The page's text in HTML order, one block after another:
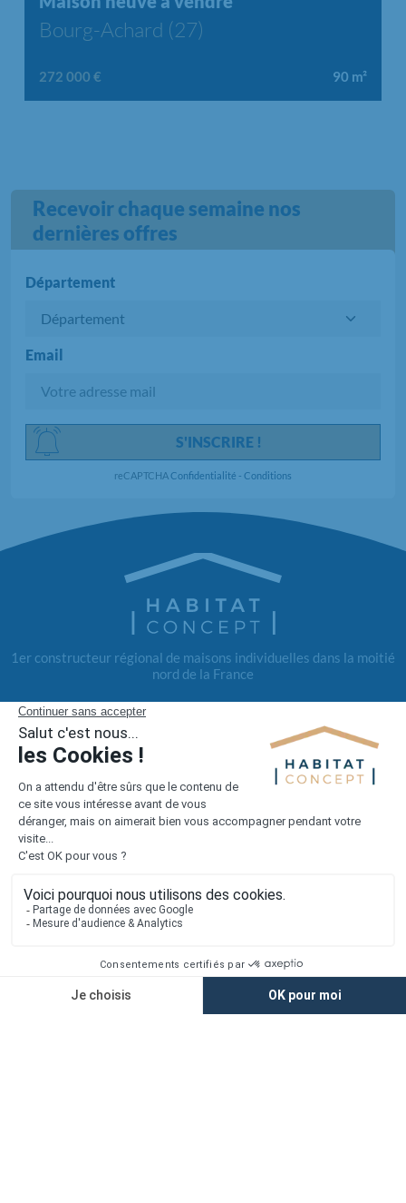
Bourg-Achard (27)
272 000 € 90 m²
Recevoir chaque semaine nos
dernières offres
Département
Email
S'INSCRIRE !
reCAPTCHAConfidentialité - Conditions
1er constructeur régional de maisons individuelles dans la moitié
nord de la France
Liens utiles
Nous contacter
Mentions légales
Vie privée
Plan du site
Accès rapide